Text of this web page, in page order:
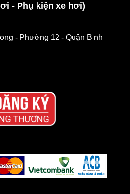
- Phụ kiện xe hơi)
- Phường 12 - Quận Bình